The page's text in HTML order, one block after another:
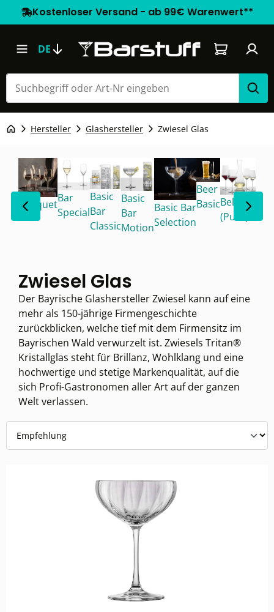
Kostenloser Versand - ab 99€ Warenwert**
DE Warenkorb
Hersteller Glashersteller Zwiesel Glas
BanquetBar
Special
Basic
Bar
Classic
Basic
Bar
Motion
Basic Bar
Selection
Beer
BasicBelfesta
(Pure)
Zwiesel Glas
Der Bayrische Glashersteller Zwiesel kann auf eine
mehr als 150-jährige Firmengeschichte
zurückblicken, welche tief mit dem Firmensitz im
Bayrischen Wald verwurzelt ist. Zwiesels Tritan®
Kristallglas steht für Brillanz, Wohlklang und eine
hochwertige und stetige Markenqualität, auf die
sich Profi-Gastronomen aller Art auf der ganzen
Welt verlassen.